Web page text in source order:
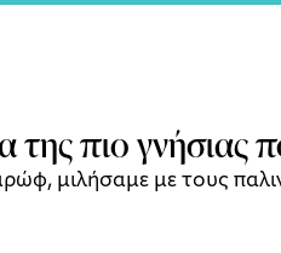
πιο γνήσιας
μιλήσαμε με τους